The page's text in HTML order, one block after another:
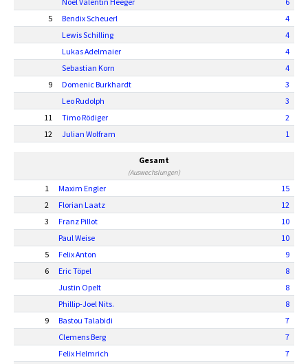
5
Bendix Scheuerl
4
Lewis Schilling
4
Lukas Adelmaier
4
Sebastian Korn
4
9
Domenic Burkhardt
3
Leo Rudolph
3
11
Timo Rödiger
2
12
Julian Wolfram 1
Gesamt
(Auswechslungen)
1 Maxim Engler
15
2
Florian Laatz
12
3
Franz Pillot
10
Paul Weise
10
5
Felix Anton
9
6
Eric Töpel
8
Justin Opelt
8
Phillip-Joel Nits.
8
9
Bastou Talabidi
7
Clemens Berg
7
Felix Helmrich
7